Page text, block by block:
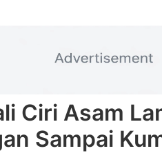
Ciri Asam
Sampai